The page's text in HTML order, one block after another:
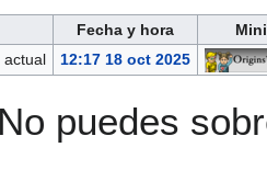
Fecha y hora
actual
12:17 18 oct 2025
No puedes